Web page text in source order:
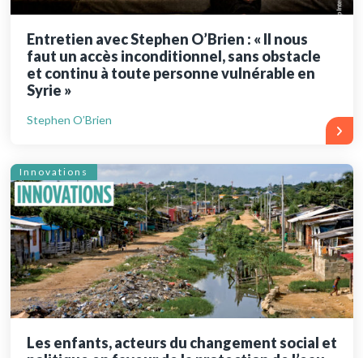
Entretien avec Stephen O’Brien : « Il nous
faut un accès inconditionnel, sans obstacle
et continu à toute personne vulnérable en
Syrie »
Stephen O’Brien
Innovations
Les enfants, acteurs du changement social et